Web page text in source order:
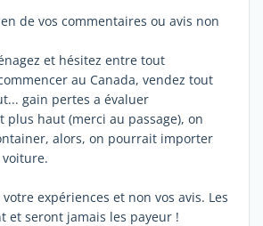
de vos commentaires ou avis non
et hésitez entre tout
au Canada, vendez tout
gain pertes a évaluer
plus haut (merci au passage), on
alors, on pourrait importer
expériences et non vos avis. Les
et seront jamais les payeur !